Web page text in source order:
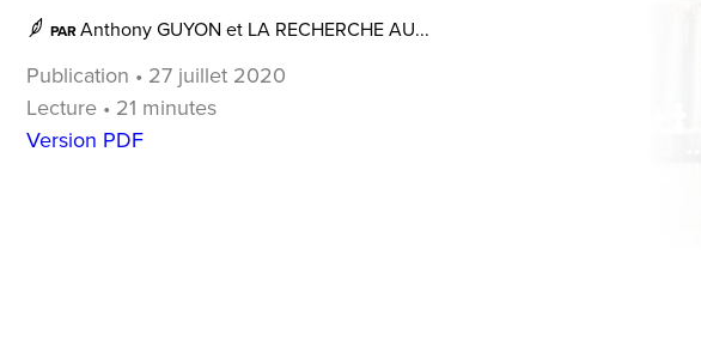
PAR Anthony GUYON et LA RECHERCHE AU...
Publication • 27 juillet 2020
Lecture • 21 minutes
Version PDF